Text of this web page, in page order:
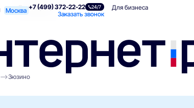
Москва +7 (499) 372-22-22 24/7
Заказать звонок
Для квартиры Для бизнеса
Зюзино